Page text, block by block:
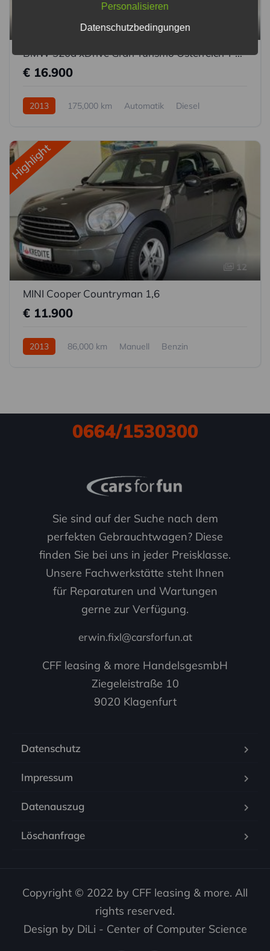
BMW 320d xDrive Gran Turismo Österreich-Paket Aut.
€ 16.900
2013 175,000 km Automatik
Diesel
Highlight
12
MINI Cooper Countryman 1,6
€ 11.900
2013 86,000 km Manuell
Benzin
0664/1530300
Sie sind auf der Suche nach dem
perfekten Gebrauchtwagen? Diese
finden Sie bei uns in jeder Preisklasse.
Unsere Fachwerkstätte steht Ihnen
für Reparaturen und Wartungen
gerne zur Verfügung.
erwin.fixl@carsforfun.at
CFF leasing & more HandelsgesmbH
Ziegeleistraße 10
9020 Klagenfurt
Datenschutz
Impressum
Datenauszug
Löschanfrage
Copyright © 2022 by CFF leasing & more. All
rights reserved.
Design by DiLi - Center of Computer Science
Personalisieren
Datenschutzbedingungen